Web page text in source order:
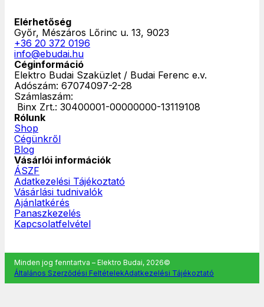
Elérhetőség
Győr, Mészáros Lőrinc u. 13, 9023
+36 20 372 0196
info@ebudai.hu
Céginformáció
Elektro Budai Szaküzlet / Budai Ferenc e.v.
Adószám: 67074097-2-28
Számlaszám:
‎ Binx Zrt.: 30400001-00000000-13119108
Rólunk
Shop
Cégünkről
Blog
Vásárlói információk
ÁSZF
Adatkezelési Tájékoztató
Vásárlási tudnivalók
Ajánlatkérés
Panaszkezelés
Kapcsolatfelvétel
Minden jog fenntartva – Elektro Budai, 2026©
Általános Szerződési FeltételekAdatkezelési Tájékoztató